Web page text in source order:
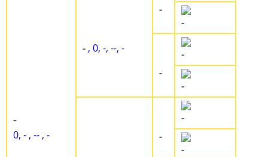
-
0, - , -- , -
- , 0, -, --, -
-
-
-
-
-
-
-
-